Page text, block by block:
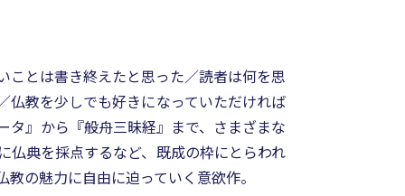
とは書き終えたと思った／読者は何を思
教を少しでも好きになっていただければ
』から『般舟三昧経』まで、さまざまな
仏典を採点するなど、既成の枠にとらわれ
の魅力に自由に迫っていく意欲作。